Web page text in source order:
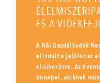
ÉS A
A Női Gazdálkodók
elindult a jelölés az
elismerésre. Az
ünnepel, akiknek